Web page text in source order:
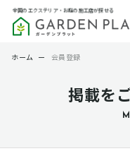
全国のエクステリア・お庭の施工店が探せる
掲載を
ホーム ー 会員登録